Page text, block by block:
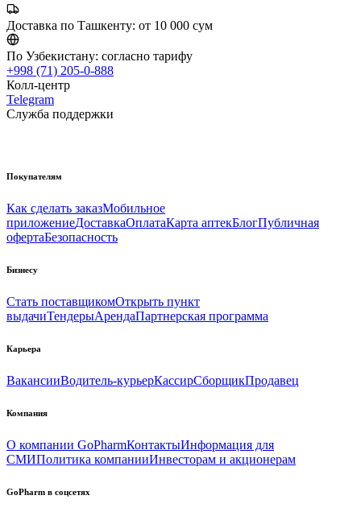
Доставка по Ташкенту: от 10 000 сум
По Узбекистану: согласно тарифу
+998 (71) 205-0-888
Колл-центр
Telegram
Служба поддержки
Покупателям
Как сделать заказМобильное
приложениеДоставкаОплатаКарта аптекБлогПубличная
офертаБезопасность
Бизнесу
Стать поставщикомОткрыть пункт
выдачиТендерыАрендаПартнерская программа
Карьера
ВакансииВодитель-курьерКассирСборщикПродавец
Компания
О компании GoPharmКонтактыИнформация для
СМИПолитика компанииИнвесторам и акционерам
GoPharm в соцсетях